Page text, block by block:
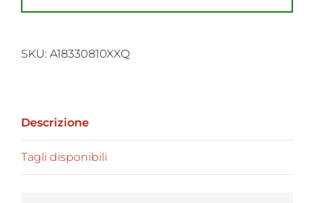
SKU: A18330810XXQ
Descrizione
Tagli disponibili